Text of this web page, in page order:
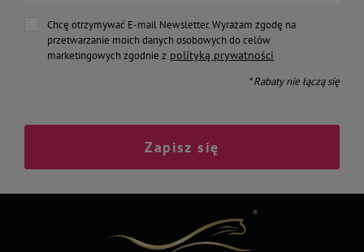
Chcę otrzymywać E-mail Newsletter. Wyrażam zgodę na
przetwarzanie moich danych osobowych do celów
marketingowych zgodnie z polityką prywatności
* Rabaty nie łączą się
Zapisz się